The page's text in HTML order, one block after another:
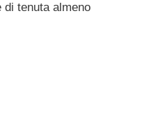
di tenuta almeno